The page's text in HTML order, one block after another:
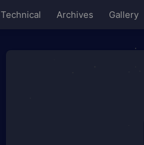
Technical Archives Gallery